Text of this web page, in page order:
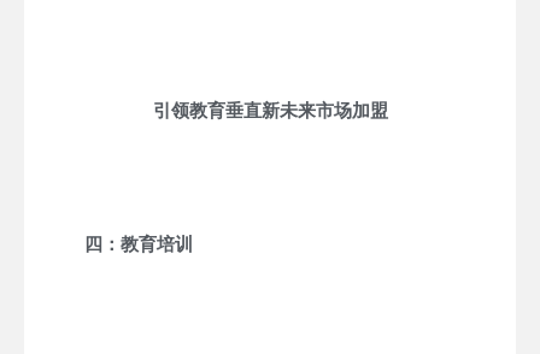
引领教育垂直新未来市场加盟
四：教育培训